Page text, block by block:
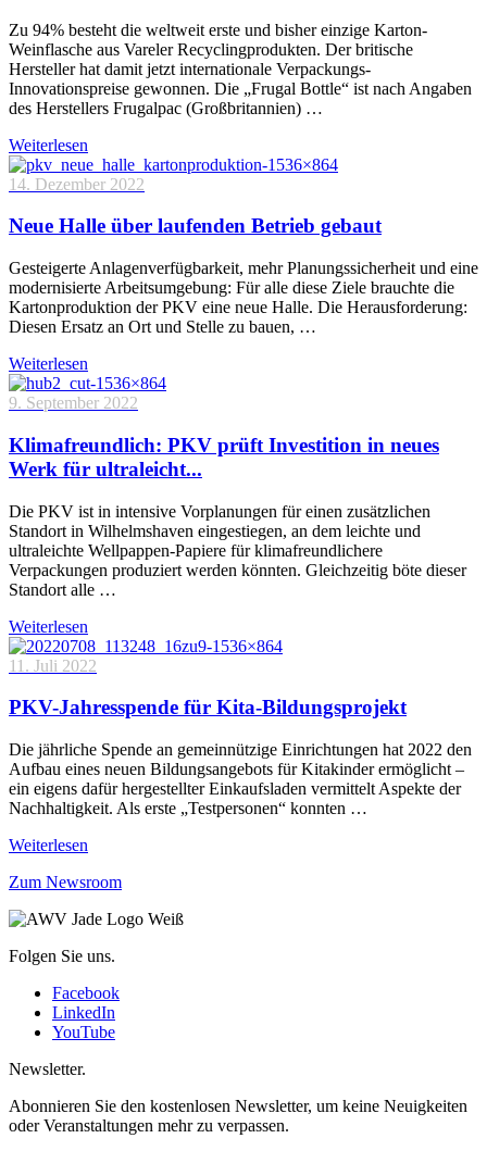
Zu 94% besteht die weltweit erste und bisher einzige Karton-
Weinflasche aus Vareler Recyclingprodukten. Der britische
Hersteller hat damit jetzt internationale Verpackungs-
Innovationspreise gewonnen. Die „Frugal Bottle“ ist nach Angaben
des Herstellers Frugalpac (Großbritannien) …
Weiterlesen
14. Dezember 2022
Neue Halle über laufenden Betrieb gebaut
Gesteigerte Anlagenverfügbarkeit, mehr Planungssicherheit und eine
modernisierte Arbeitsumgebung: Für alle diese Ziele brauchte die
Kartonproduktion der PKV eine neue Halle. Die Herausforderung:
Diesen Ersatz an Ort und Stelle zu bauen, …
Weiterlesen
9. September 2022
Klimafreundlich: PKV prüft Investition in neues
Werk für ultraleicht...
Die PKV ist in intensive Vorplanungen für einen zusätzlichen
Standort in Wilhelmshaven eingestiegen, an dem leichte und
ultraleichte Wellpappen-Papiere für klimafreundlichere
Verpackungen produziert werden könnten. Gleichzeitig böte dieser
Standort alle …
Weiterlesen
11. Juli 2022
PKV-Jahresspende für Kita-Bildungsprojekt
Die jährliche Spende an gemeinnützige Einrichtungen hat 2022 den
Aufbau eines neuen Bildungsangebots für Kitakinder ermöglicht –
ein eigens dafür hergestellter Einkaufsladen vermittelt Aspekte der
Nachhaltigkeit. Als erste „Testpersonen“ konnten …
Weiterlesen
Zum Newsroom
Folgen Sie uns.
Facebook
LinkedIn
YouTube
Newsletter.
Abonnieren Sie den kostenlosen Newsletter, um keine Neuigkeiten
oder Veranstaltungen mehr zu verpassen.